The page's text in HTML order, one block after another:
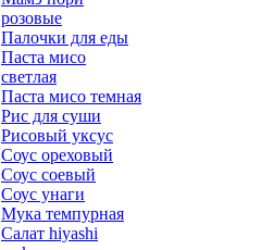
розовые
Палочки для еды
Паста мисо
светлая
Паста мисо темная
Рис для суши
Рисовый уксус
Соус ореховый
Соус соевый
Соус унаги
Мука темпурная
Салат hiyashi